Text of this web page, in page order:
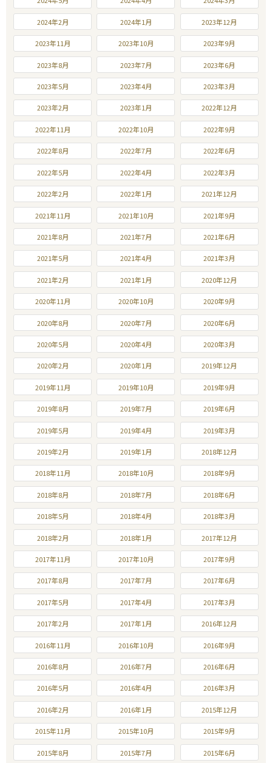
2024年2月 2024年1月 2023年12月
2023年11月 2023年10月 2023年9月
2023年8月 2023年7月 2023年6月
2023年5月 2023年4月 2023年3月
2023年2月 2023年1月 2022年12月
2022年11月 2022年10月 2022年9月
2022年8月 2022年7月 2022年6月
2022年5月 2022年4月 2022年3月
2022年2月 2022年1月 2021年12月
2021年11月 2021年10月 2021年9月
2021年8月 2021年7月 2021年6月
2021年5月 2021年4月 2021年3月
2021年2月 2021年1月 2020年12月
2020年11月 2020年10月 2020年9月
2020年8月 2020年7月 2020年6月
2020年5月 2020年4月 2020年3月
2020年2月 2020年1月 2019年12月
2019年11月 2019年10月 2019年9月
2019年8月 2019年7月 2019年6月
2019年5月 2019年4月 2019年3月
2019年2月 2019年1月 2018年12月
2018年11月 2018年10月 2018年9月
2018年8月 2018年7月 2018年6月
2018年5月 2018年4月 2018年3月
2018年2月 2018年1月 2017年12月
2017年11月 2017年10月 2017年9月
2017年8月 2017年7月 2017年6月
2017年5月 2017年4月 2017年3月
2017年2月 2017年1月 2016年12月
2016年11月 2016年10月 2016年9月
2016年8月 2016年7月 2016年6月
2016年5月 2016年4月 2016年3月
2016年2月 2016年1月 2015年12月
2015年11月 2015年10月 2015年9月
2015年8月 2015年7月 2015年6月